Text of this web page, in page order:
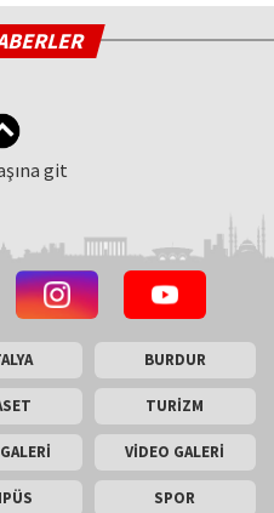
git
BURDUR
TURİZM
VİDEO GALERİ
SPOR